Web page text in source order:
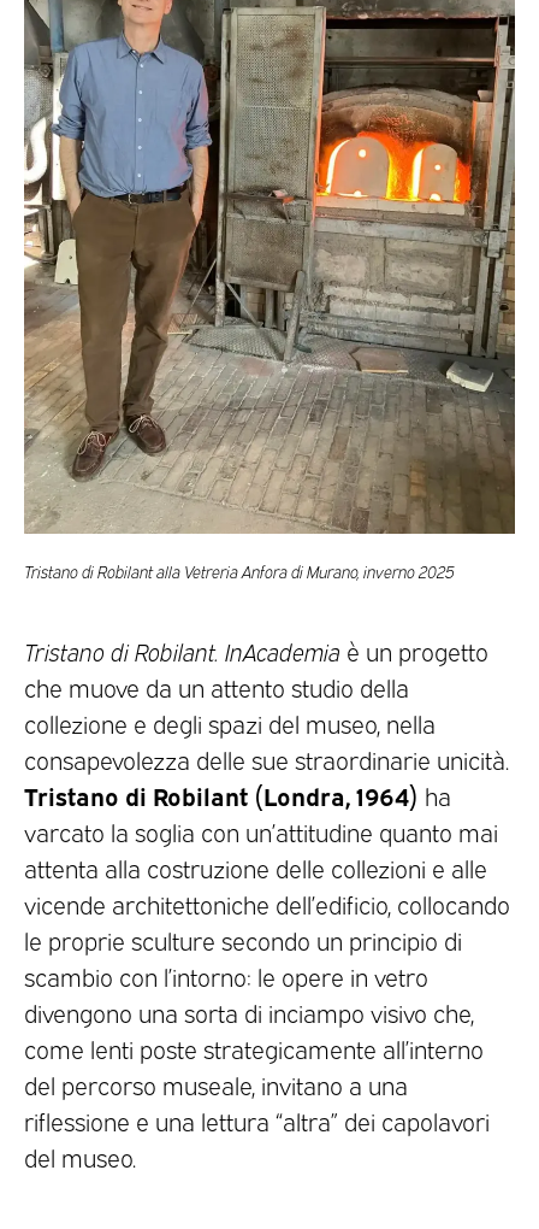
Tristano di Robilant alla Vetreria Anfora di Murano, inverno 2025
Tristano di Robilant. InAcademia è un progetto
che muove da un attento studio della
collezione e degli spazi del museo, nella
consapevolezza delle sue straordinarie unicità.
Tristano di Robilant (Londra, 1964) ha
varcato la soglia con un’attitudine quanto mai
attenta alla costruzione delle collezioni e alle
vicende architettoniche dell’edificio, collocando
le proprie sculture secondo un principio di
scambio con l’intorno: le opere in vetro
divengono una sorta di inciampo visivo che,
come lenti poste strategicamente all’interno
del percorso museale, invitano a una
riflessione e una lettura “altra” dei capolavori
del museo.